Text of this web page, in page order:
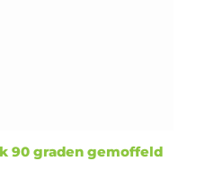
90 graden gemoffeld